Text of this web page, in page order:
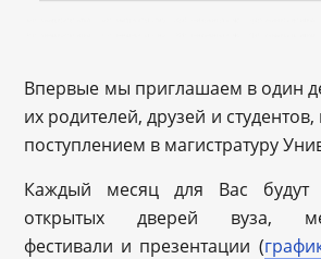
Впервые мы приглашаем в один
их родителей, друзей и
поступлением в магистратуру
Каждый месяц для Вас будут
открытых дверей вуза,
фестивали и презентации (